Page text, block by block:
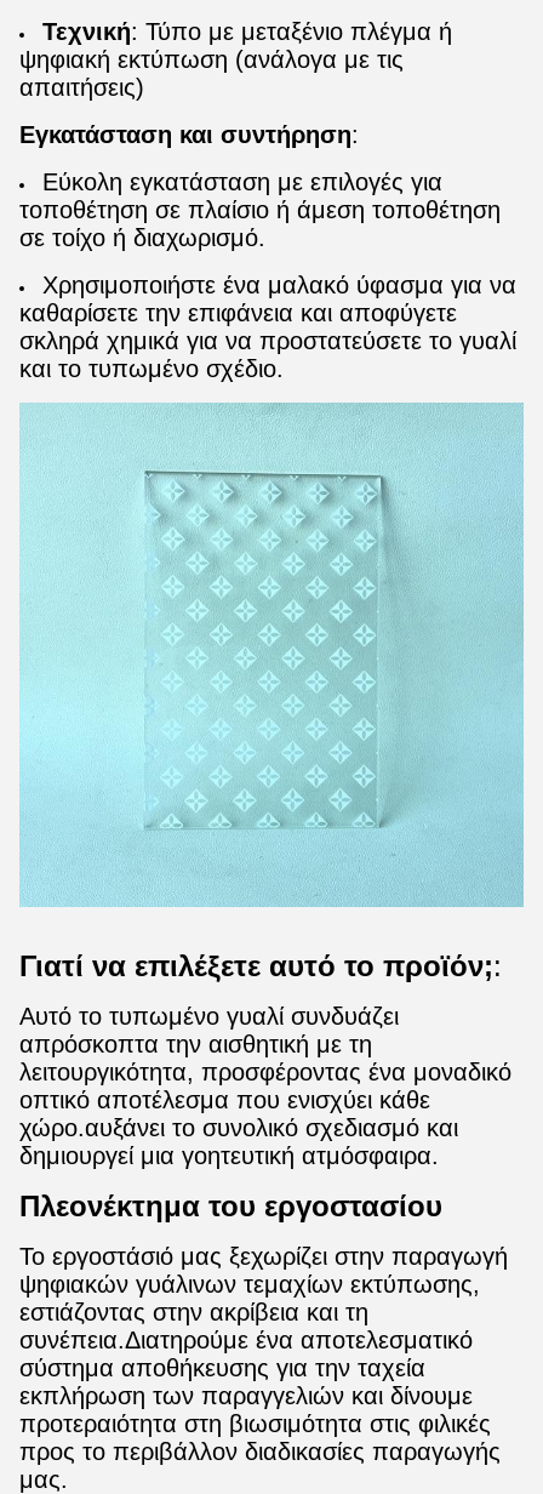
Τεχνική: Τύπο με μεταξένιο πλέγμα ή
ψηφιακή εκτύπωση (ανάλογα με τις
απαιτήσεις)
Εγκατάσταση και συντήρηση:
Εύκολη εγκατάσταση με επιλογές για
τοποθέτηση σε πλαίσιο ή άμεση τοποθέτηση
σε τοίχο ή διαχωρισμό.
Χρησιμοποιήστε ένα μαλακό ύφασμα για να
καθαρίσετε την επιφάνεια και αποφύγετε
σκληρά χημικά για να προστατεύσετε το γυαλί
και το τυπωμένο σχέδιο.
Γιατί να επιλέξετε αυτό το προϊόν;:
Αυτό το τυπωμένο γυαλί συνδυάζει
απρόσκοπτα την αισθητική με τη
λειτουργικότητα, προσφέροντας ένα μοναδικό
οπτικό αποτέλεσμα που ενισχύει κάθε
χώρο.αυξάνει το συνολικό σχεδιασμό και
δημιουργεί μια γοητευτική ατμόσφαιρα.
Πλεονέκτημα του εργοστασίου
Το εργοστάσιό μας ξεχωρίζει στην παραγωγή
ψηφιακών γυάλινων τεμαχίων εκτύπωσης,
εστιάζοντας στην ακρίβεια και τη
συνέπεια.Διατηρούμε ένα αποτελεσματικό
σύστημα αποθήκευσης για την ταχεία
εκπλήρωση των παραγγελιών και δίνουμε
προτεραιότητα στη βιωσιμότητα στις φιλικές
προς το περιβάλλον διαδικασίες παραγωγής
μας.